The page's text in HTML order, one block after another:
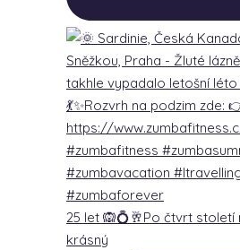
25 let 🙉💍🥂Po čtvrt století
krásný